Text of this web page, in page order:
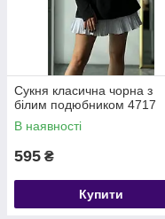
безпосередньо з
для оптовиків,
У нашому каталозі ви
Повсякденні та
життя
Сукні-светри і
кожен день
Літні сукні
Розміри від 42 до
Сукня класична чорна з
білим подюбником 4717
В наявності
595 ₴
Купити